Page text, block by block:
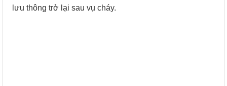
lưu thông trở lại sau vụ cháy.